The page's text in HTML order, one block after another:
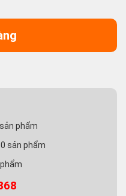
sản phẩm
0 sản phẩm